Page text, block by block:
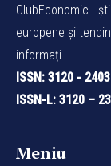
ClubEconomic -
europene și
informați.
ISSN: 3120 - 2403
ISSN-L: 3120 –
Meniu